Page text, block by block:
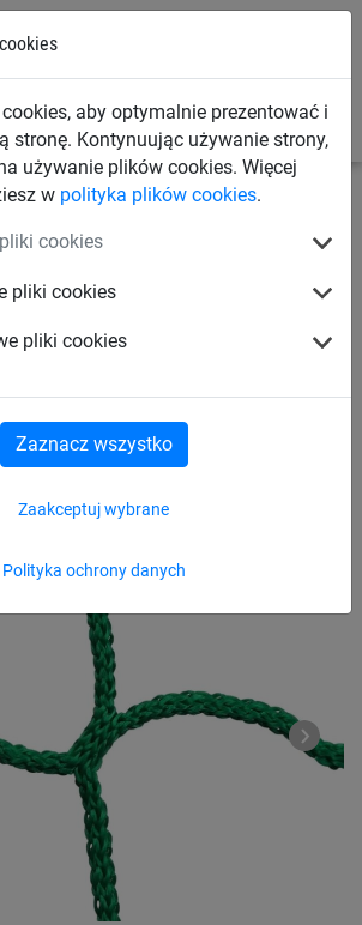
aby optymalnie prezentować i
stronę. Kontynuując używanie strony,
używanie plików cookies. Więcej
w polityka plików cookies.
cookies
pliki cookies
pliki cookies
Polityka ochrony danych
Zaakceptuj wybrane
Zaznacz wszystko
oczko 100 mm)